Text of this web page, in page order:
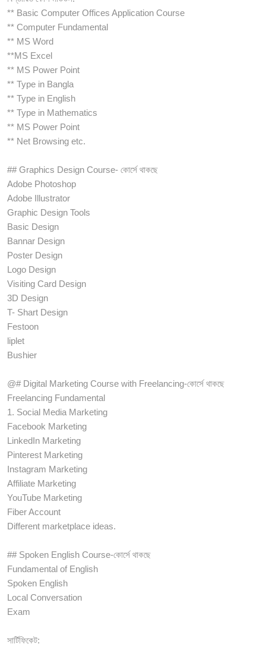
** Basic Computer Offices Application Course
** Computer Fundamental
** MS Word
**MS Excel
** MS Power Point
** Type in Bangla
** Type in English
** Type in Mathematics
** MS Power Point
** Net Browsing etc.
## Graphics Design Course- কোর্সে থাকছে
Adobe Photoshop
Adobe Illustrator
Graphic Design Tools
Basic Design
Bannar Design
Poster Design
Logo Design
Visiting Card Design
3D Design
T- Shart Design
Festoon
liplet
Bushier
@# Digital Marketing Course with Freelancing-কোর্সে থাকছে
Freelancing Fundamental
1. Social Media Marketing
Facebook Marketing
LinkedIn Marketing
Pinterest Marketing
Instagram Marketing
Affiliate Marketing
YouTube Marketing
Fiber Account
Different marketplace ideas.
## Spoken English Course-কোর্সে থাকছে
Fundamental of English
Spoken English
Local Conversation
Exam
সার্টিফিকেট: